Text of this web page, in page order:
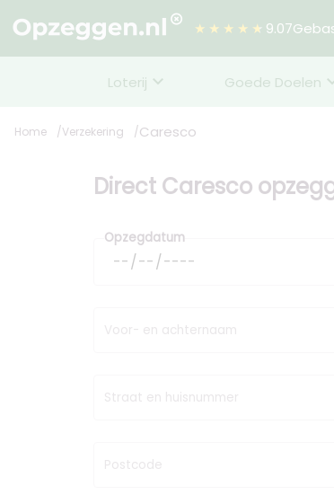
★★★★★ 9.07
Loterij Goede Doelen
Home Verzekering Caresco
Direct Caresco
Opzegdatum
Voor- en achternaam
Straat en huisnummer
Postcode